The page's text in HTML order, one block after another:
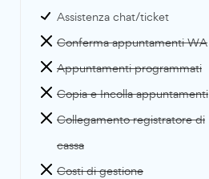
Assistenza chat/ticket
Conferma appuntamenti WA
Appuntamenti programmati
Copia e Incolla appuntamenti
Collegamento registratore di
cassa
Costi di gestione